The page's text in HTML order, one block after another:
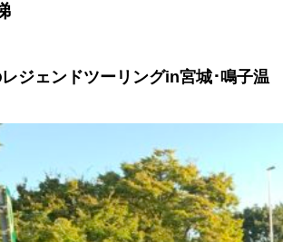
ジェンドツーリングin宮城･鳴子温